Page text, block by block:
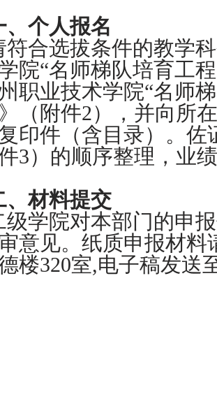
、个人报名
符合选拔条件的教学
院“名师梯队培育工
州职业技术学院“名师
（附件2），并向所
印件（含目录）。佐
件3）的顺序整理， 业
、材料提交
级学院对本部门的申
意见。纸质申报材料
楼320室,电子稿发送